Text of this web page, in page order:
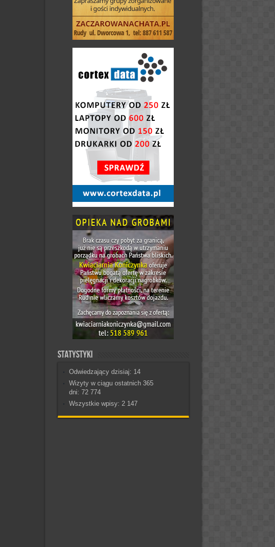
Statystyki
Odwiedzający dzisiaj: 14
Wizyty w ciągu ostatnich 365
dni: 72 774
Wszystkie wpisy: 2 147